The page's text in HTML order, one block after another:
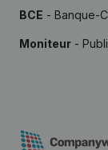
BCE - Banque-
Moniteur -